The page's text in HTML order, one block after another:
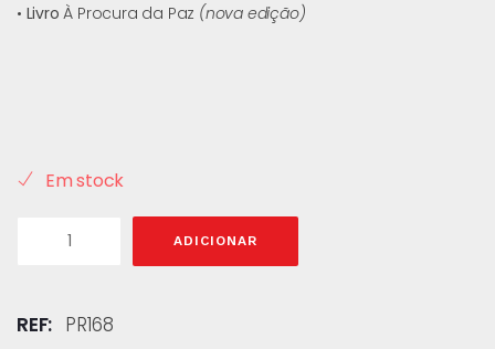
• Livro À Procura da Paz (nova edição)
Em stock
ADICIONAR
REF: PR168